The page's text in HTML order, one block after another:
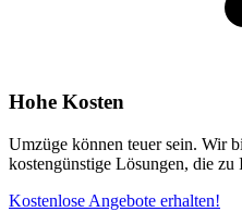
Hohe Kosten
Umzüge können teuer sein. Wir
kostengünstige Lösungen, die zu
Kostenlose Angebote erhalten!